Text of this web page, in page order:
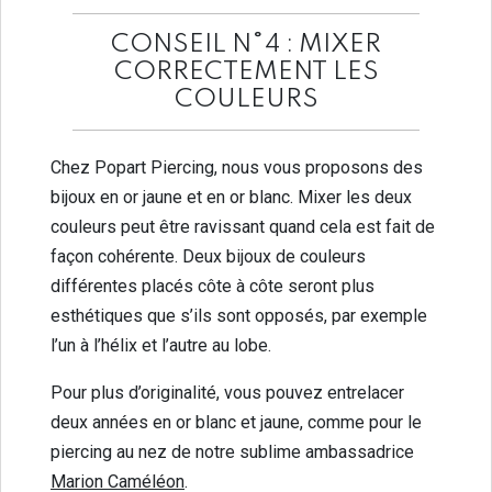
CONSEIL N°4 : MIXER
CORRECTEMENT LES
COULEURS
Chez Popart Piercing, nous vous proposons des
bijoux en or jaune et en or blanc. Mixer les deux
couleurs peut être ravissant quand cela est fait de
façon cohérente. Deux bijoux de couleurs
différentes placés côte à côte seront plus
esthétiques que s’ils sont opposés, par exemple
l’un à l’hélix et l’autre au lobe.
Pour plus d’originalité, vous pouvez entrelacer
deux années en or blanc et jaune, comme pour le
piercing au nez de notre sublime ambassadrice
Marion Caméléon.